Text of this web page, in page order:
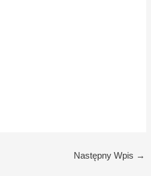
Następny Wpis →